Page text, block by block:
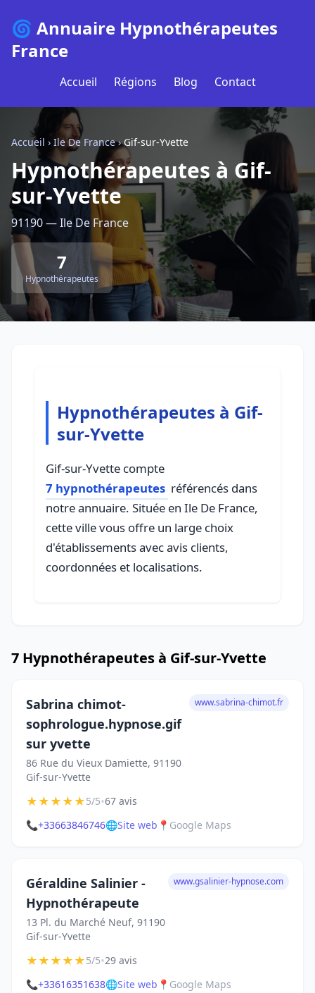
🌀 Annuaire Hypnothérapeutes
France
Accueil Régions Blog Contact
Accueil › Ile De France›Gif-sur-Yvette
Hypnothérapeutes à Gif-
sur-Yvette
91190 — Ile De France
7
Hypnothérapeutes
Hypnothérapeutes à Gif-
sur-Yvette
Gif-sur-Yvette compte
7 hypnothérapeutes référencés dans
notre annuaire. Située en Ile De France,
cette ville vous offre un large choix
d'établissements avec avis clients,
coordonnées et localisations.
7 Hypnothérapeutes à Gif-sur-Yvette
Sabrina chimot-
sophrologue.hypnose.gif
sur yvette
86 Rue du Vieux Damiette, 91190
Gif-sur-Yvette
www.sabrina-chimot.fr
★★★★★5/5•67 avis
📞+33663846746🌐Site web 📍 Google Maps
Géraldine Salinier -
Hypnothérapeute
13 Pl. du Marché Neuf, 91190
Gif-sur-Yvette
www.gsalinier-hypnose.com
★★★★★5/5•29 avis
📞+33616351638🌐Site web 📍 Google Maps